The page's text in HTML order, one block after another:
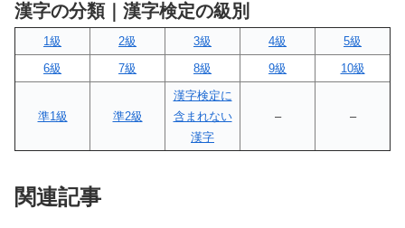
漢字の分類｜漢字検定の級別
1級 2級 3級 4級
5級
6級
7級 8級 9級 10級
準1級 準2級
漢字検定に
含まれない
漢字
– –
関連記事